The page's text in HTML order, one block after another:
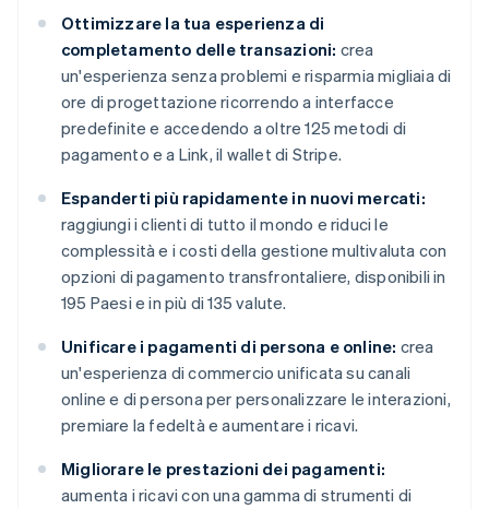
Ottimizzare la tua esperienza di
completamento delle transazioni: crea
un'esperienza senza problemi e risparmia migliaia di
ore di progettazione ricorrendo a interfacce
predefinite e accedendo a oltre 125 metodi di
pagamento e a Link, il wallet di Stripe.
Espanderti più rapidamente in nuovi mercati:
raggiungi i clienti di tutto il mondo e riduci le
complessità e i costi della gestione multivaluta con
opzioni di pagamento transfrontaliere, disponibili in
195 Paesi e in più di 135 valute.
Unificare i pagamenti di persona e online: crea
un'esperienza di commercio unificata su canali
online e di persona per personalizzare le interazioni,
premiare la fedeltà e aumentare i ricavi.
Migliorare le prestazioni dei pagamenti:
aumenta i ricavi con una gamma di strumenti di